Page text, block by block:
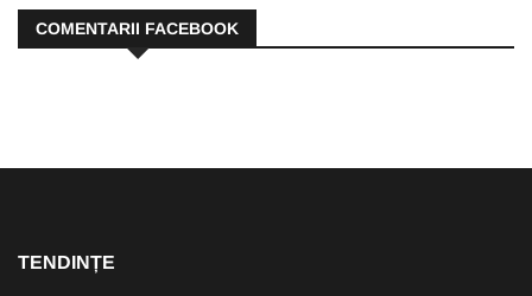
COMENTARII FACEBOOK
TENDINȚE